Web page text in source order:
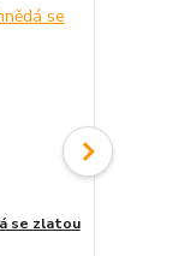
se zlatou